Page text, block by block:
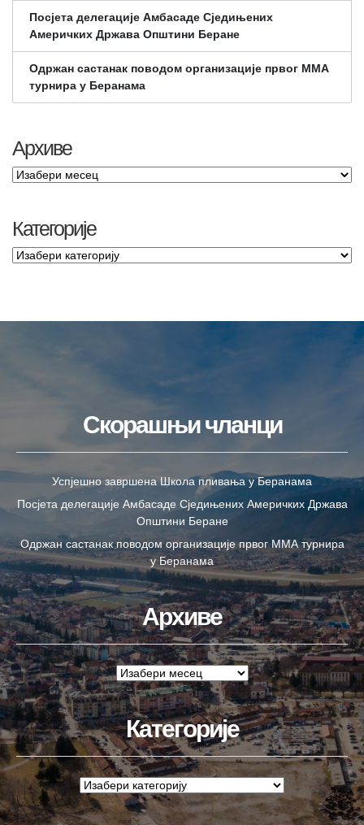
Посјета делегације Амбасаде Сједињених
Америчких Држава Општини Беране
Одржан састанак поводом организације првог ММА
турнира у Беранама
Архиве
Категорије
Скорашњи чланци
Успјешно завршена Школа пливања у Беранама
Посјета делегације Амбасаде Сједињених Америчких Држава
Општини Беране
Одржан састанак поводом организације првог ММА турнира
у Беранама
Архиве
Категорије